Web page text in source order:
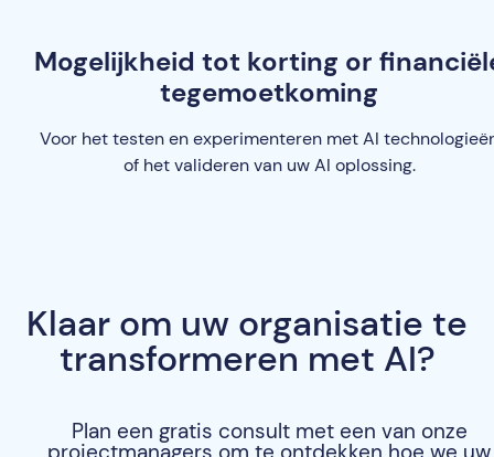
Mogelijkheid tot korting or
tegemoetkoming
Voor het testen en experimenteren met AI
of het valideren van uw AI oplossing.
Klaar om uw organisatie te
transformeren met AI?
Plan een gratis consult met een van onze